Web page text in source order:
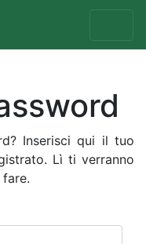
Inserisci qui il tuo
Lì ti verranno